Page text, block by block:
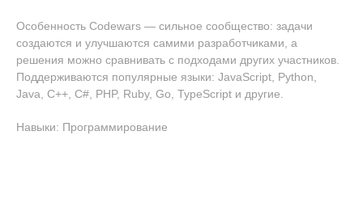
Особенность Codewars — сильное сообщество: задачи
создаются и улучшаются самими разработчиками, а
решения можно сравнивать с подходами других участников.
Поддерживаются популярные языки: JavaScript, Python,
Java, C++, C#, PHP, Ruby, Go, TypeScript и другие.
Навыки: Программирование